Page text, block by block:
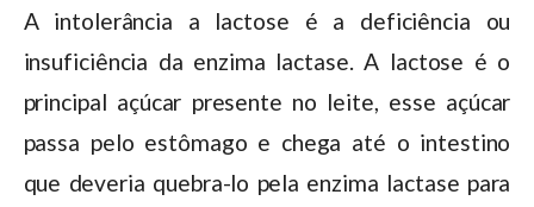
A intolerância a lactose é a deficiência ou
insuficiência da enzima lactase. A lactose é o
principal açúcar presente no leite, esse açúcar
passa pelo estômago e chega até o intestino
que deveria quebra-lo pela enzima lactase para